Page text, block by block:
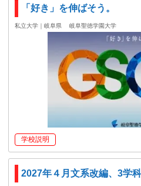
「好き」を伸ばそう。
私立大学｜岐阜県 岐阜聖徳学園大学
学校説明
2027年４月文系改編、3学